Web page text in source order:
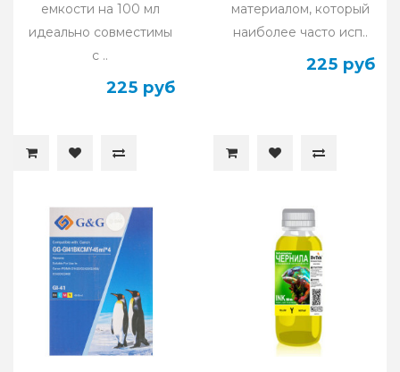
емкости на 100 мл
идеально совместимы
с ..
225 руб
материалом, который
наиболее часто исп..
225 руб